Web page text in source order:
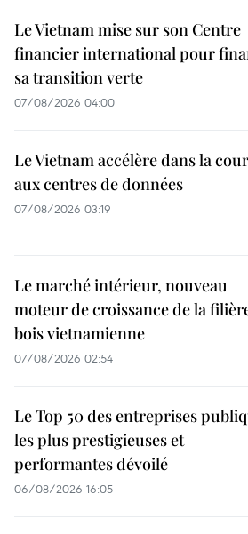
Le Vietnam mise sur son Centre
financier international pour
sa transition verte
07/08/2026 04:00
Le Vietnam accélère dans la
aux centres de données
07/08/2026 03:19
Le marché intérieur, nouveau
moteur de croissance de la
bois vietnamienne
07/08/2026 02:54
Le Top 50 des entreprises
les plus prestigieuses et
performantes dévoilé
06/08/2026 16:05